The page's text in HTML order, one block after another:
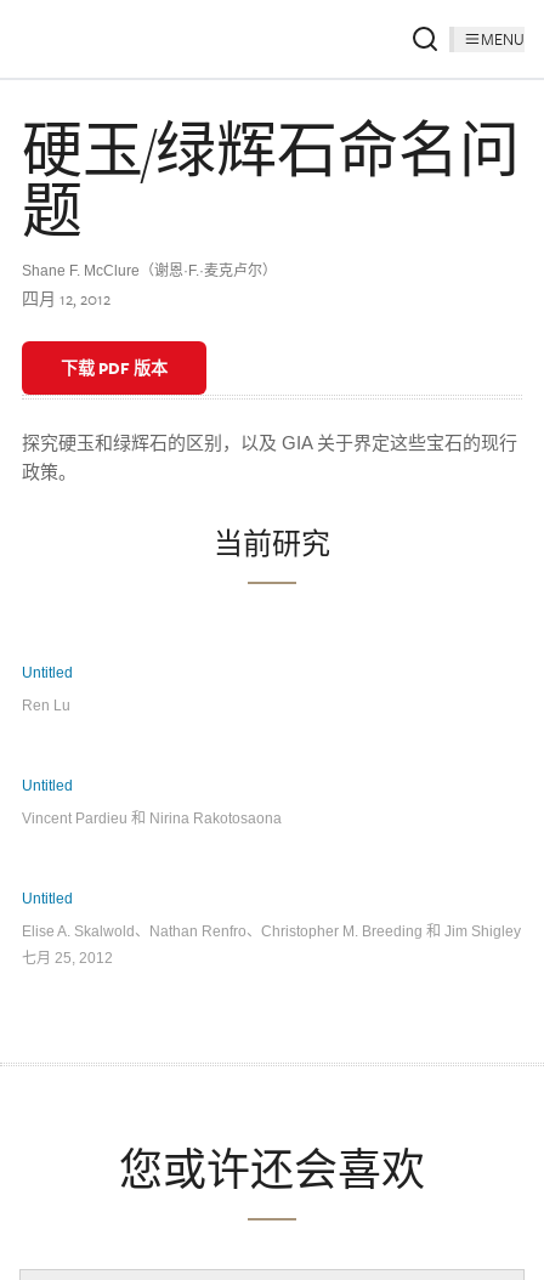
MENU
硬玉/绿辉石命名问
题
Shane F. McClure（谢恩·F.·麦克卢尔）
四月 12, 2012
下载 PDF 版本
探究硬玉和绿辉石的区别，以及 GIA 关于界定这些宝石的现行
政策。
当前研究
Untitled
Ren Lu
Untitled
Vincent Pardieu 和 Nirina Rakotosaona
Untitled
Elise A. Skalwold、Nathan Renfro、Christopher M. Breeding 和 Jim Shigley
七月 25, 2012
您或许还会喜欢